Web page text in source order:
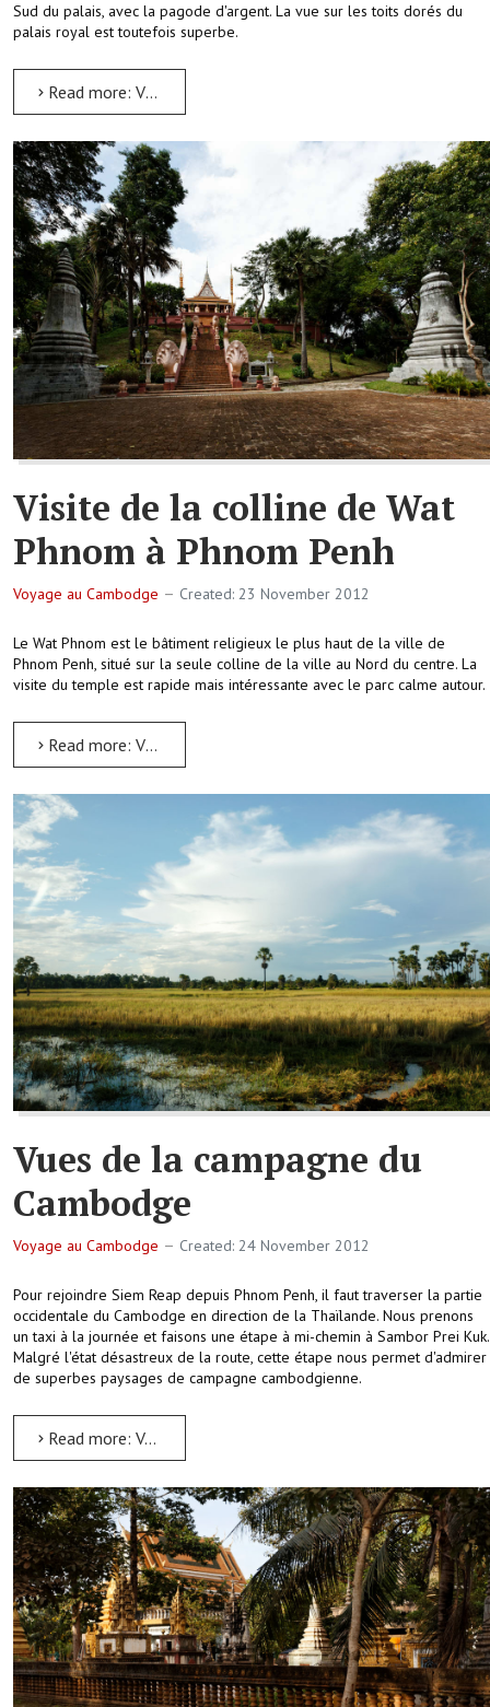
Sud du palais, avec la pagode d'argent. La vue sur les toits dorés du
palais royal est toutefois superbe.
Read more: Visite de la Pagode d'argent de Phnom Penh
Visite de la colline de Wat
Phnom à Phnom Penh
Voyage au Cambodge Created: 23 November 2012
Le Wat Phnom est le bâtiment religieux le plus haut de la ville de
Phnom Penh, situé sur la seule colline de la ville au Nord du centre. La
visite du temple est rapide mais intéressante avec le parc calme autour.
Read more: Visite de la colline de Wat Phnom à Phnom Penh
Vues de la campagne du
Cambodge
Voyage au Cambodge Created: 24 November 2012
Pour rejoindre Siem Reap depuis Phnom Penh, il faut traverser la partie
occidentale du Cambodge en direction de la Thaïlande. Nous prenons
un taxi à la journée et faisons une étape à mi-chemin à Sambor Prei Kuk.
Malgré l'état désastreux de la route, cette étape nous permet d'admirer
de superbes paysages de campagne cambodgienne.
Read more: Vues de la campagne du Cambodge